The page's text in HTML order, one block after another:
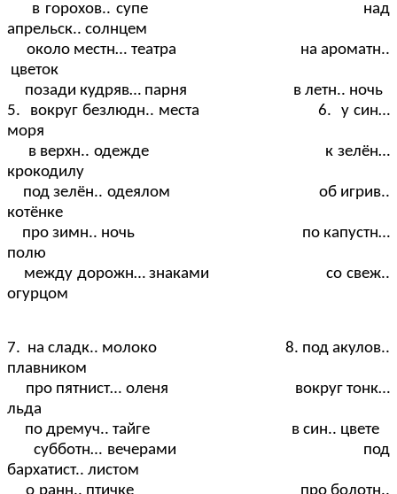
в горохов.. супе над
апрельск.. солнцем
около местн… театра на ароматн..
цветок
позади кудряв… парня в летн.. ночь
5. вокруг безлюдн.. места 6. у син…
моря
в верхн.. одежде к зелён…
крокодилу
под зелён.. одеялом об игрив..
котёнке
про зимн.. ночь по капустн…
полю
между дорожн… знаками со свеж..
огурцом
7. на сладк.. молоко 8. под акулов..
плавником
про пятнист… оленя вокруг тонк…
льда
по дремуч.. тайге в син.. цвете
субботн… вечерами под
бархатист.. листом